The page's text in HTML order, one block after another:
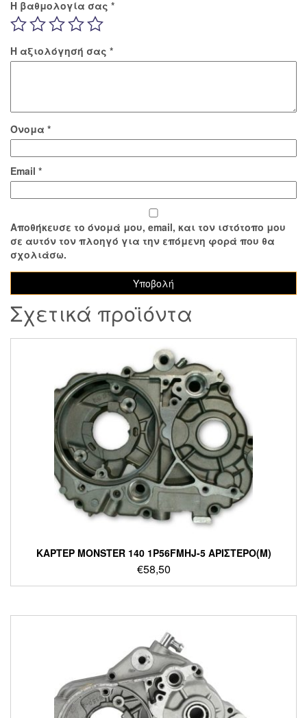
Η βαθμολογία σας *
Η αξιολόγησή σας *
Όνομα *
Email *
Αποθήκευσε το όνομά μου, email, και τον ιστότοπο μου
σε αυτόν τον πλοηγό για την επόμενη φορά που θα
σχολιάσω.
Σχετικά προϊόντα
ΚΑΡΤΕΡ MONSTER 140 1P56FMHJ-5 ΑΡΙΣΤΕΡΟ(M)
€58,50